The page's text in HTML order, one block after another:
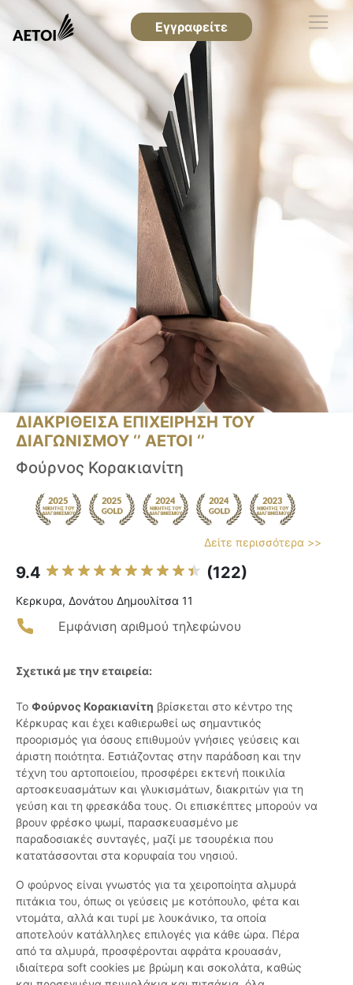
Εγγραφείτε
ΔΙΑΚΡΙΘΕΙΣΑ ΕΠΙΧΕΙΡΗΣΗ ΤΟΥ
ΔΙΑΓΩΝΙΣΜΟΥ ‘’ ΑΕΤΟΙ ‘’
Φούρνος Κορακιανίτη
Δείτε περισσότερα >>
9.4 (122)
Κερκυρα, Δονάτου Δημουλίτσα 11
Εμφάνιση αριθμού τηλεφώνου
Σχετικά με την εταιρεία:
Το Φούρνος Κορακιανίτη βρίσκεται στο κέντρο της
Κέρκυρας και έχει καθιερωθεί ως σημαντικός
προορισμός για όσους επιθυμούν γνήσιες γεύσεις και
άριστη ποιότητα. Εστιάζοντας στην παράδοση και την
τέχνη του αρτοποιείου, προσφέρει εκτενή ποικιλία
αρτοσκευασμάτων και γλυκισμάτων, διακριτών για τη
γεύση και τη φρεσκάδα τους. Οι επισκέπτες μπορούν να
βρουν φρέσκο ψωμί, παρασκευασμένο με
παραδοσιακές συνταγές, μαζί με τσουρέκια που
κατατάσσονται στα κορυφαία του νησιού.
Ο φούρνος είναι γνωστός για τα χειροποίητα αλμυρά
πιτάκια του, όπως οι γεύσεις με κοτόπουλο, φέτα και
ντομάτα, αλλά και τυρί με λουκάνικο, τα οποία
αποτελούν κατάλληλες επιλογές για κάθε ώρα. Πέρα
από τα αλμυρά, προσφέρονται αφράτα κρουασάν,
ιδιαίτερα soft cookies με βρώμη και σοκολάτα, καθώς